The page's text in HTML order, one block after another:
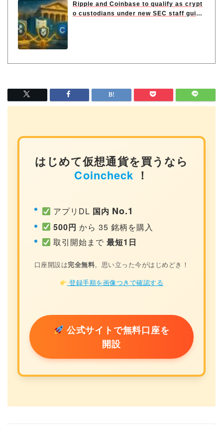
Ripple and Coinbase to qualify as crypt
o custodians under new SEC staff guida
はじめて仮想通貨を買うなら
Coincheck ！
アプリDL 国内 No.1
500円 から 35 銘柄を購入
取引開始まで最短1日
口座開設は完全無料。思い立った今がはじめどき！
登録手順を画像つきで確認する
公式サイトで無料口座を
開設